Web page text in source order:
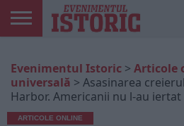
ONLINE
EDIȚII
TIPĂRITE
ISTORIC
PLAY
CONTUL
MEU
Evenimentul Istoric > Articole
universală > Asasinarea
Harbor. Americanii nu l-au iertat
ARTICOLE ONLINE